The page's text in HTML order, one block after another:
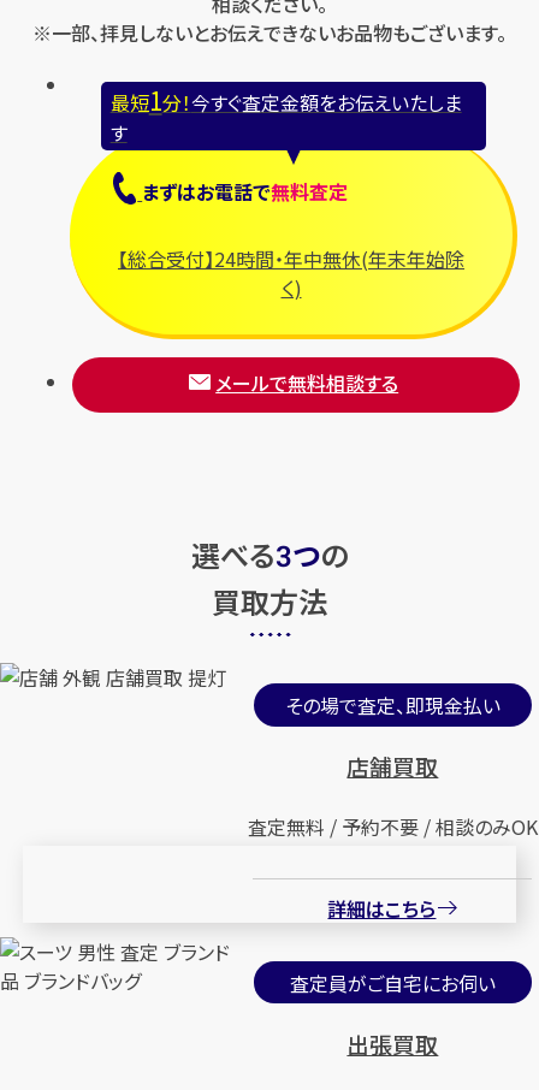
※一部、拝見しないとお伝えできないお品物もございます。
最短1分！今すぐ査定金額をお伝えいたしま
す
まずはお電話で無料査定
【総合受付】24時間・年中無休(年末年始除
く)
メールで無料相談する
選べる3つの
買取方法
その場で査定、即現金払い
店舗買取
査定無料 / 予約不要 / 相談のみOK
詳細はこちら
査定員がご自宅にお伺い
出張買取